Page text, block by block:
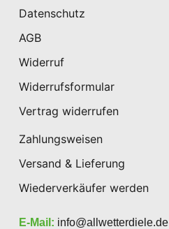
Datenschutz
AGB
Widerruf
Widerrufsformular
Vertrag widerrufen
Zahlungsweisen
Versand & Lieferung
Wiederverkäufer werden
E-Mail: info@allwetterdiele.de